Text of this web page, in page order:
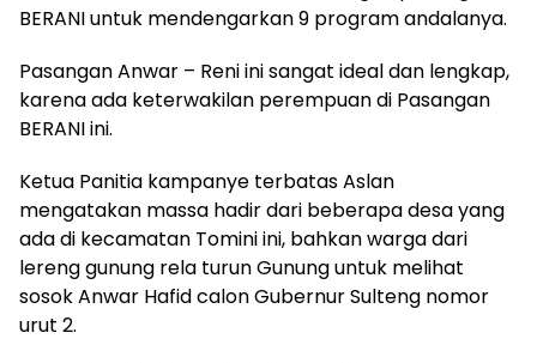
BERANI untuk mendengarkan 9 program andalanya.
Pasangan Anwar – Reni ini sangat ideal dan lengkap,
karena ada keterwakilan perempuan di Pasangan
BERANI ini.
Ketua Panitia kampanye terbatas Aslan
mengatakan massa hadir dari beberapa desa yang
ada di kecamatan Tomini ini, bahkan warga dari
lereng gunung rela turun Gunung untuk melihat
sosok Anwar Hafid calon Gubernur Sulteng nomor
urut 2.